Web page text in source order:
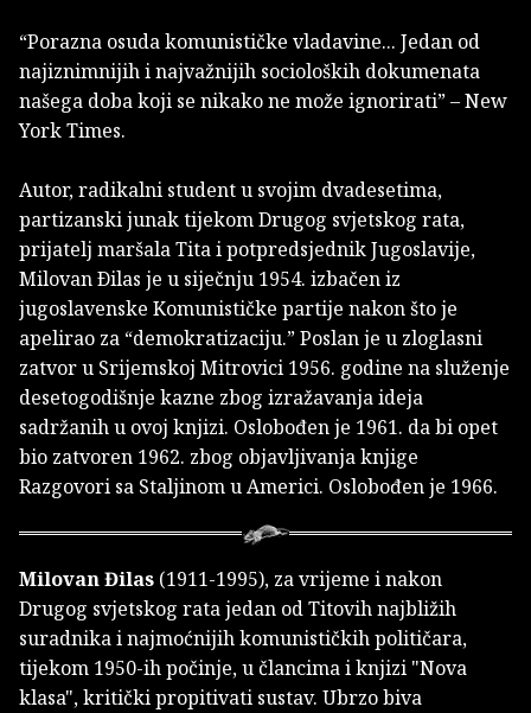
“Porazna osuda komunističke vladavine... Jedan od
najiznimnijih i najvažnijih socioloških dokumenata
našega doba koji se nikako ne može ignorirati” – New
York Times.
Autor, radikalni student u svojim dvadesetima,
partizanski junak tijekom Drugog svjetskog rata,
prijatelj maršala Tita i potpredsjednik Jugoslavije,
Milovan Ðilas je u siječnju 1954. izbačen iz
jugoslavenske Komunističke partije nakon što je
apelirao za “demokratizaciju.” Poslan je u zloglasni
zatvor u Srijemskoj Mitrovici 1956. godine na služenje
desetogodišnje kazne zbog izražavanja ideja
sadržanih u ovoj knjizi. Oslobođen je 1961. da bi opet
bio zatvoren 1962. zbog objavljivanja knjige
Razgovori sa Staljinom u Americi. Oslobođen je 1966.
Milovan Đilas (1911-1995), za vrijeme i nakon
Drugog svjetskog rata jedan od Titovih najbližih
suradnika i najmoćnijih komunističkih političara,
tijekom 1950-ih počinje, u člancima i knjizi "Nova
klasa", kritički propitivati sustav. Ubrzo biva